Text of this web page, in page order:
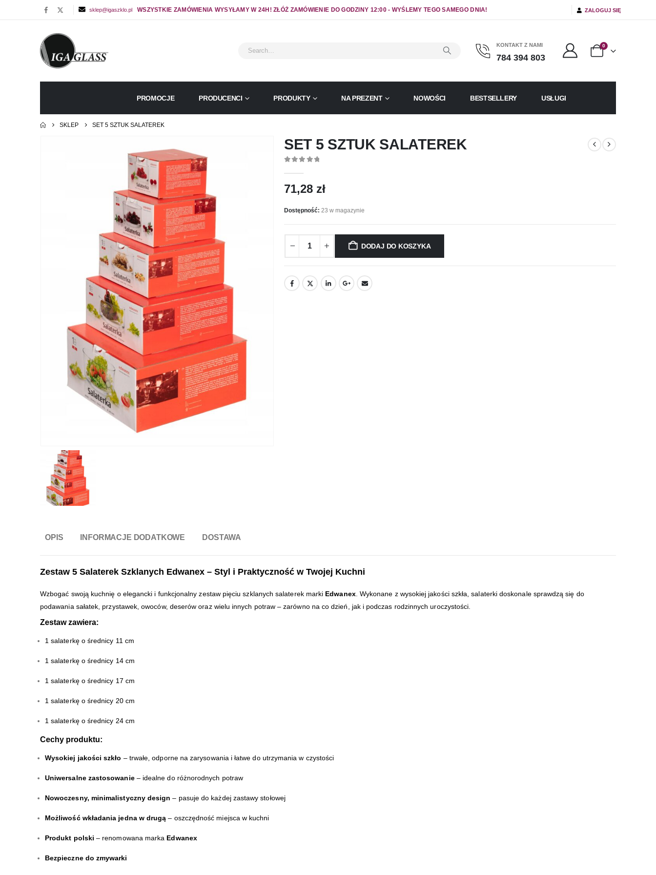
sklep@igaszklo.pl WSZYSTKIE ZAMÓWIENIA WYSYŁAMY W 24H! ZŁÓŻ ZAMÓWIENIE DO GODZINY 12:00 - WYŚLEMY TEGO SAMEGO DNIA! ZALOGUJ SIĘ
KONTAKT Z NAMI
784 394 803
0
PROMOCJE PRODUCENCI PRODUKTY NA PREZENT NOWOŚCI BESTSELLERY USŁUGI
SKLEP SET 5 SZTUK SALATEREK
SET 5 SZTUK SALATEREK
71,28 zł
Dostępność: 23 w magazynie
DODAJ DO KOSZYKA
OPIS INFORMACJE DODATKOWE DOSTAWA
Zestaw 5 Salaterek Szklanych Edwanex – Styl i Praktyczność w Twojej Kuchni
Wzbogać swoją kuchnię o elegancki i funkcjonalny zestaw pięciu szklanych salaterek marki Edwanex. Wykonane z wysokiej jakości szkła, salaterki doskonale sprawdzą się do
podawania sałatek, przystawek, owoców, deserów oraz wielu innych potraw – zarówno na co dzień, jak i podczas rodzinnych uroczystości.
Zestaw zawiera:
1 salaterkę o średnicy 11 cm
1 salaterkę o średnicy 14 cm
1 salaterkę o średnicy 17 cm
1 salaterkę o średnicy 20 cm
1 salaterkę o średnicy 24 cm
Cechy produktu:
Wysokiej jakości szkło – trwałe, odporne na zarysowania i łatwe do utrzymania w czystości
Uniwersalne zastosowanie– idealne do różnorodnych potraw
Nowoczesny, minimalistyczny design – pasuje do każdej zastawy stołowej
Możliwość wkładania jedna w drugą – oszczędność miejsca w kuchni
Produkt polski – renomowana marka Edwanex
Bezpieczne do zmywarki